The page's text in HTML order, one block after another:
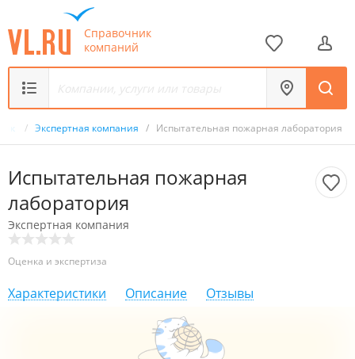
Справочник
компаний
/ Экспертная компания / Испытательная пожарная лаборатория
Испытательная пожарная
лаборатория
Экспертная компания
Оценка и экспертиза
Характеристики Описание Отзывы